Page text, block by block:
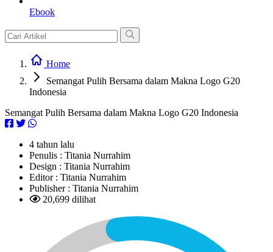
Ebook
Home
Semangat Pulih Bersama dalam Makna Logo G20
Indonesia
Semangat Pulih Bersama dalam Makna Logo G20 Indonesia
4 tahun lalu
Penulis : Titania Nurrahim
Design : Titania Nurrahim
Editor : Titania Nurrahim
Publisher : Titania Nurrahim
20,699 dilihat